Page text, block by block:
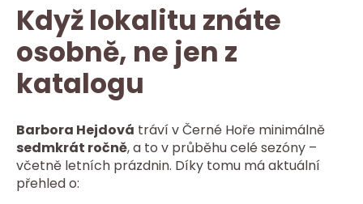
Když lokalitu znáte
osobně, ne jen z
katalogu
Barbora Hejdová tráví v Černé Hoře minimálně
sedmkrát ročně, a to v průběhu celé sezóny –
včetně letních prázdnin. Díky tomu má aktuální
přehled o: